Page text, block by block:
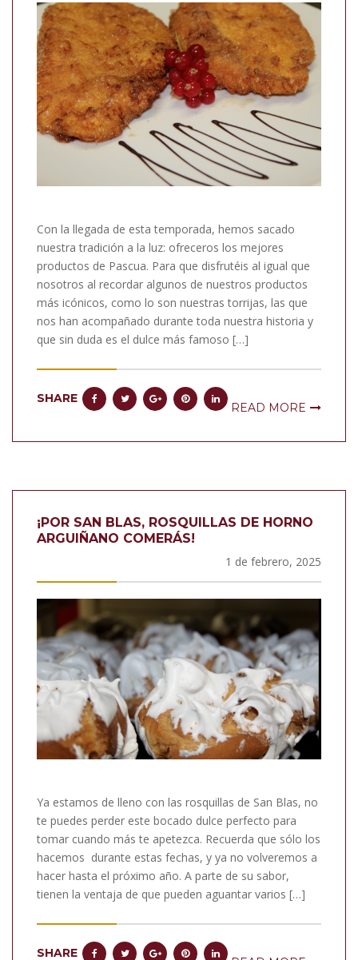
Con la llegada de esta temporada, hemos sacado
nuestra tradición a la luz: ofreceros los mejores
productos de Pascua. Para que disfrutéis al igual que
nosotros al recordar algunos de nuestros productos
más icónicos, como lo son nuestras torrijas, las que
nos han acompañado durante toda nuestra historia y
que sin duda es el dulce más famoso […]
SHARE
READ MORE
¡POR SAN BLAS, ROSQUILLAS DE HORNO
ARGUIÑANO COMERÁS!
1 de febrero, 2025
Ya estamos de lleno con las rosquillas de San Blas, no
te puedes perder este bocado dulce perfecto para
tomar cuando más te apetezca. Recuerda que sólo los
hacemos durante estas fechas, y ya no volveremos a
hacer hasta el próximo año. A parte de su sabor,
tienen la ventaja de que pueden aguantar varios […]
SHARE